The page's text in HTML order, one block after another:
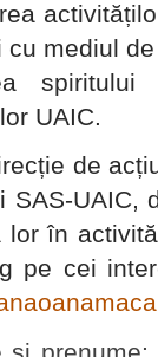
cu mediul
UAIC.
de
SAS-UAIC,
lor în
pe cei